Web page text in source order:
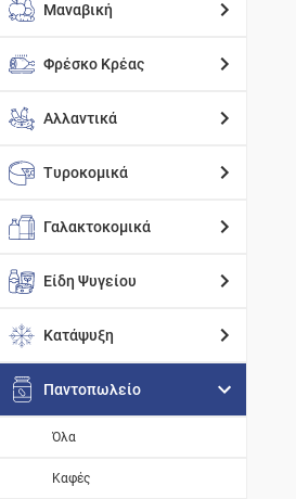
Μαναβική
Φρέσκο Κρέας
Αλλαντικά
Τυροκομικά
Γαλακτοκομικά
Είδη Ψυγείου
Κατάψυξη
Παντοπωλείο
Όλα
Καφές